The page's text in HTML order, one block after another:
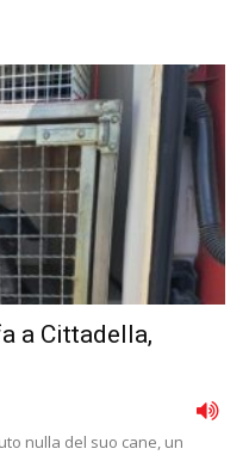
a Cittadella,
nulla del suo cane, un